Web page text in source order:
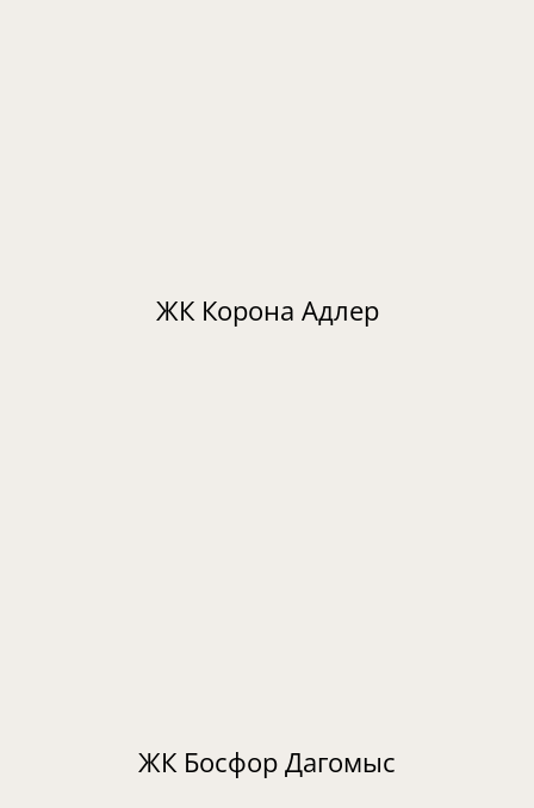
ЖК Корона Адлер
ЖК Босфор Дагомыс